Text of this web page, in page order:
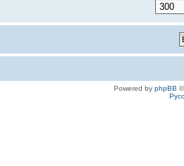
Powered by phpBB